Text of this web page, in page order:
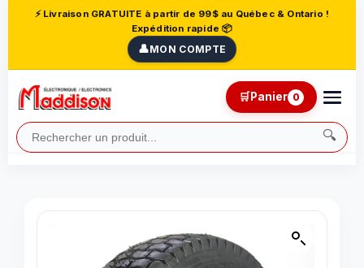
⚡ Livraison GRATUITE à partir de 99$ au Québec & Ontario !
Expédition rapide 📦
👤MON COMPTE
🔍
🛒Panier 0